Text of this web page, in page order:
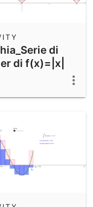
di
di f(x)=|x|